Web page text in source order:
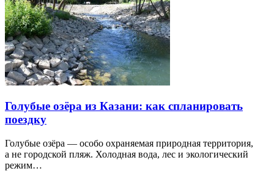
Голубые озёра из Казани: как спланировать
поездку
Голубые озёра — особо охраняемая природная территория,
а не городской пляж. Холодная вода, лес и экологический
режим…